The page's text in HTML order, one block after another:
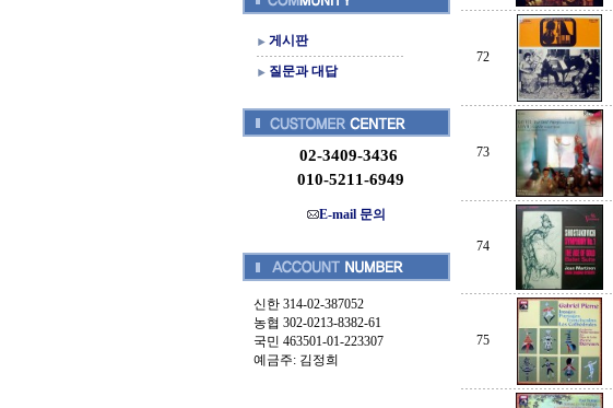
게시판
질문과 대답
02-3409-3436
010-5211-6949
E-mail 문의
신한 314-02-387052
농협 302-0213-8382-61
국민 463501-01-223307
예금주: 김정희
72
73
74
75